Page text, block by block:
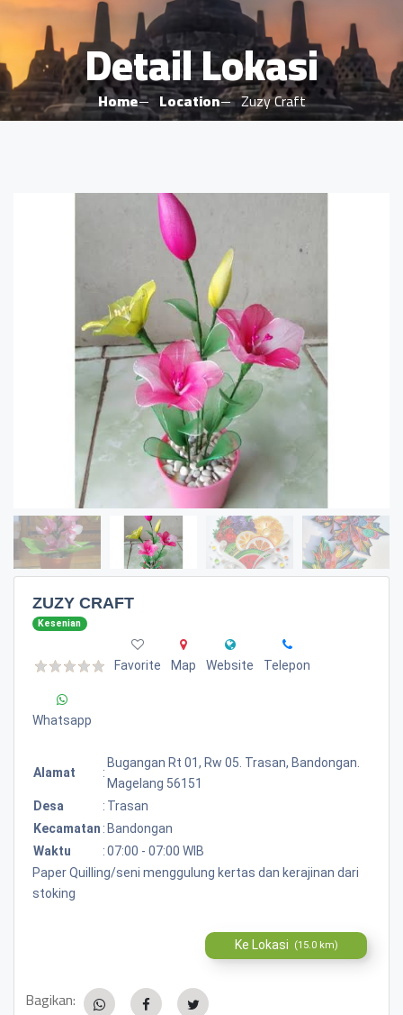
Detail Lokasi
Home Location Zuzy Craft
ZUZY CRAFT
Kesenian
Favorite Map Website Telepon
Whatsapp
Alamat :
Bugangan Rt 01, Rw 05. Trasan, Bandongan.
Magelang 56151
Desa
: Trasan
Kecamatan : Bandongan
Waktu
:07:00 - 07:00 WIB
Paper Quilling/seni menggulung kertas dan kerajinan dari
stoking
Ke Lokasi (15.0 km)
Bagikan: